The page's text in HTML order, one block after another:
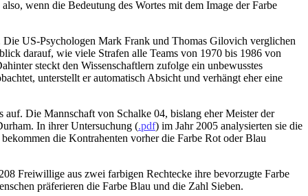
wenn die Bedeutung des Wortes mit dem Image der Farbe
Die US-Psychologen Mark Frank und Thomas Gilovich verglichen
darauf, wie viele Strafen alle Teams von 1970 bis 1986 von
steckt den Wissenschaftlern zufolge ein unbewusstes
unterstellt er automatisch Absicht und verhängt eher eine
Die Mannschaft von Schalke 04, bislang eher Meister der
In ihrer Untersuchung (.pdf) im Jahr 2005 analysierten sie die
die Kontrahenten vorher die Farbe Rot oder Blau
Freiwillige aus zwei farbigen Rechtecke ihre bevorzugte Farbe
präferieren die Farbe Blau und die Zahl Sieben.